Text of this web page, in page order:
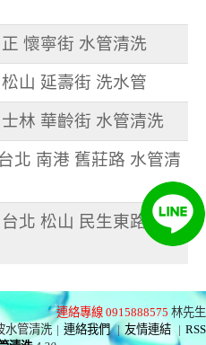
懷寧街 水管清洗
山 延壽街 洗水管
林 華齡街 水管清洗
北 南港 舊莊路 水管清
北 松山 民生東路 清
連絡專線 0915888575 林先生
水管清洗 | 連絡我們 | 友情連結 | RSS